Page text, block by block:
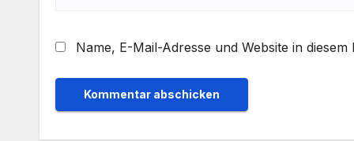
Name, E-Mail-Adresse und Website in